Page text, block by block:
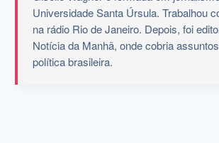
Universidade Santa Úrsula. Trabalhou
na rádio Rio de Janeiro. Depois, foi
Notícia da Manhã, onde cobria
política brasileira.